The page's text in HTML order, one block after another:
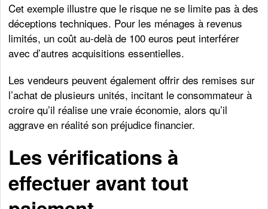
Cet exemple illustre que le risque ne se limite pas à des
déceptions techniques. Pour les ménages à revenus
limités, un coût au-delà de 100 euros peut interférer
avec d’autres acquisitions essentielles.
Les vendeurs peuvent également offrir des remises sur
l’achat de plusieurs unités, incitant le consommateur à
croire qu’il réalise une vraie économie, alors qu’il
aggrave en réalité son préjudice financier.
Les vérifications à
effectuer avant tout